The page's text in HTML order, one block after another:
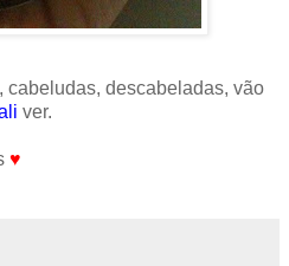
cabeludas, descabeladas, vão
ver.
♥